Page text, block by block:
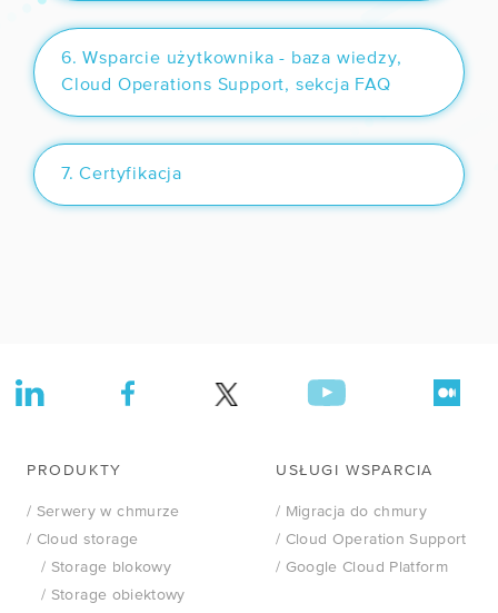
WSPÓŁPRACA
/ Dla mediów
/ Zapytania ofertowe
FIRMA
/ O nas
/ Certyfikaty
/ Informacje prawne
6. Wsparcie użytkownika - baza wiedzy,
Cloud Operations Support, sekcja FAQ
7. Certyfikacja
PRODUKTY
/ Serwery w chmurze
/ Cloud storage
/ Storage blokowy
/ Storage obiektowy
USŁUGI WSPARCIA
/ Migracja do chmury
/ Cloud Operation Support
/ Google Cloud Platform